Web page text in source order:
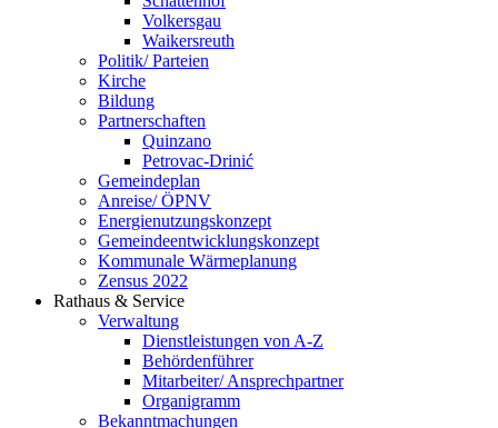
Volkersgau
Waikersreuth
Politik/ Parteien
Kirche
Bildung
Partnerschaften
Quinzano
Petrovac-Drinić
Gemeindeplan
Anreise/ ÖPNV
Energienutzungskonzept
Gemeindeentwicklungs­konzept
Kommunale Wärmeplanung
Zensus 2022
Rathaus & Service
Verwaltung
Dienstleistungen von A-Z
Behördenführer
Mitarbeiter/ Ansprechpartner
Organigramm
Bekanntmachungen